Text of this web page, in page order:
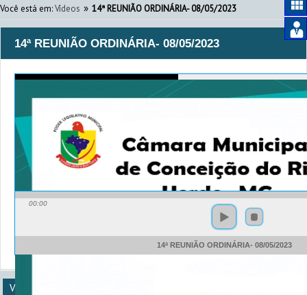
Você está em:Vídeos » 14ª REUNIÃO ORDINÁRIA- 08/05/2023
14ª REUNIÃO ORDINÁRIA- 08/05/2023
00:00
14ª REUNIÃO ORDINÁRIA- 08/05/2023
Vereadores